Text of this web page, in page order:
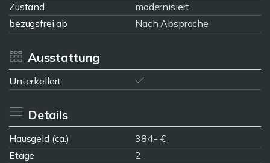
Zustand
modernisiert
bezugsfrei ab
Nach Absprache
Ausstattung
Unterkellert
Details
Hausgeld (ca.)
384,- €
Etage
2